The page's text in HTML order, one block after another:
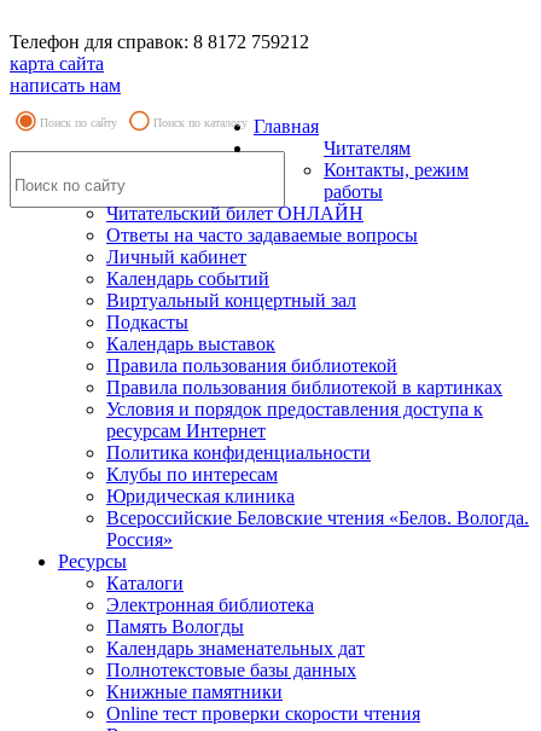
Телефон для справок: 8 8172 759212
карта сайта
написать нам
Поиск по сайту Поиск по каталогу Главная
Читателям
Контакты, режим
работы
Читательский билет ОНЛАЙН
Ответы на часто задаваемые вопросы
Личный кабинет
Календарь событий
Виртуальный концертный зал
Подкасты
Календарь выставок
Правила пользования библиотекой
Правила пользования библиотекой в картинках
Условия и порядок предоставления доступа к
ресурсам Интернет
Политика конфиденциальности
Клубы по интересам
Юридическая клиника
Всероссийские Беловские чтения «Белов. Вологда.
Россия»
Ресурсы
Каталоги
Электронная библиотека
Память Вологды
Календарь знаменательных дат
Полнотекстовые базы данных
Книжные памятники
Online тест проверки скорости чтения